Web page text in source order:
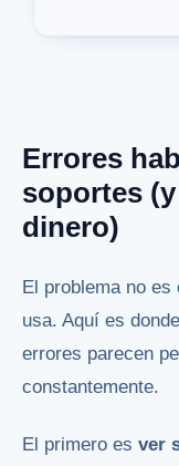
Errores
soportes
dinero)
El problema no
usa. Aquí es
errores parecen
constantemente.
El primero es ver